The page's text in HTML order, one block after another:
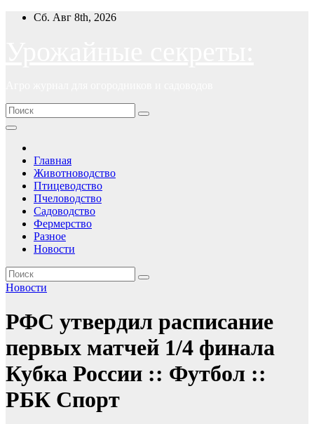
ПерейтиСб. Авг 8th, 2026
Главная
Животноводство
Птицеводство
Пчеловодство
Садоводство
Фермерство
Разное
Новости
Новости
РФС утвердил расписание
первых матчей 1/4 финала
Кубка России :: Футбол ::
РБК Спорт